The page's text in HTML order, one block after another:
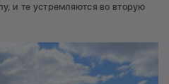
и те устремляются во вторую